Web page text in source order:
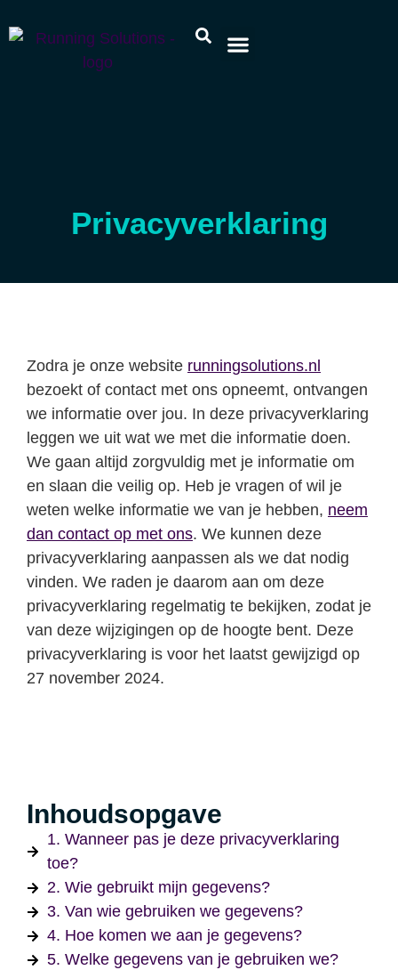
Privacyverklaring
Zodra je onze website runningsolutions.nl
bezoekt of contact met ons opneemt, ontvangen
we informatie over jou. In deze privacyverklaring
leggen we uit wat we met die informatie doen.
We gaan altijd zorgvuldig met je informatie om
en slaan die veilig op. Heb je vragen of wil je
weten welke informatie we van je hebben, neem
dan contact op met ons. We kunnen deze
privacyverklaring aanpassen als we dat nodig
vinden. We raden je daarom aan om deze
privacyverklaring regelmatig te bekijken, zodat je
van deze wijzigingen op de hoogte bent. Deze
privacyverklaring is voor het laatst gewijzigd op
27 november 2024.
Inhoudsopgave
1. Wanneer pas je deze privacyverklaring
toe?
2. Wie gebruikt mijn gegevens?
3. Van wie gebruiken we gegevens?
4. Hoe komen we aan je gegevens?
5. Welke gegevens van je gebruiken we?